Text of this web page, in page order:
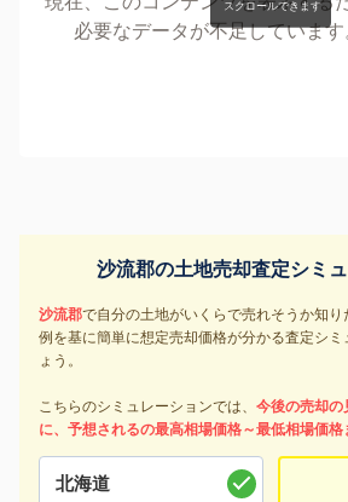
必要なデータが不足しています
沙流郡の土地売却査定シミ
沙流郡で自分の土地がいくらで売れそうか知
例を基に簡単に想定売却価格が分かる査定シミ
ょう。
こちらのシミュレーションでは、 今後の売却の
に、予想されるの最高相場価格～最低相場価格